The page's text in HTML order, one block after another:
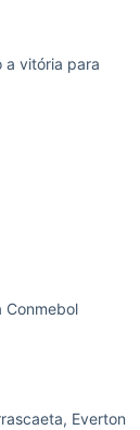
a vitória para
Conmebol
Everton